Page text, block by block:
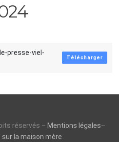
presse-viel-
Télécharger
réservés – Mentions légales–
la maison mère